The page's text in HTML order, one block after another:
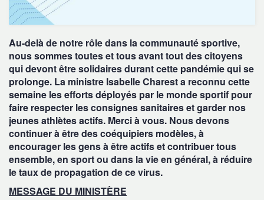
Au-delà de notre rôle dans la communauté sportive,
nous sommes toutes et tous avant tout des citoyens
qui devont être solidaires durant cette pandémie qui se
prolonge. La ministre Isabelle Charest a reconnu cette
semaine les efforts déployés par le monde sportif pour
faire respecter les consignes sanitaires et garder nos
jeunes athlètes actifs. Merci à vous. Nous devons
continuer à être des coéquipiers modèles, à
encourager les gens à être actifs et contribuer tous
ensemble, en sport ou dans la vie en général, à réduire
le taux de propagation de ce virus.
MESSAGE DU MINISTÈRE